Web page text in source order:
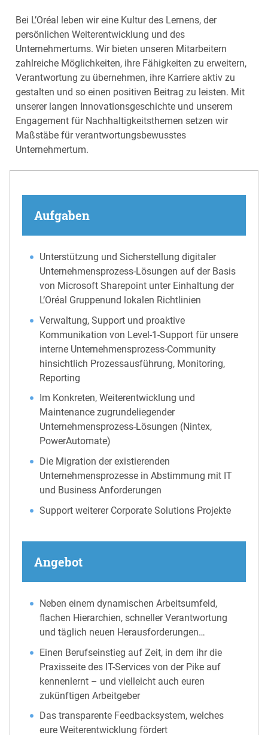
Bei L’Oréal leben wir eine Kultur des Lernens, der
persönlichen Weiterentwicklung und des
Unternehmertums. Wir bieten unseren Mitarbeitern
zahlreiche Möglichkeiten, ihre Fähigkeiten zu erweitern,
Verantwortung zu übernehmen, ihre Karriere aktiv zu
gestalten und so einen positiven Beitrag zu leisten. Mit
unserer langen Innovationsgeschichte und unserem
Engagement für Nachhaltigkeitsthemen setzen wir
Maßstäbe für verantwortungsbewusstes
Unternehmertum.
Aufgaben
Unterstützung und Sicherstellung digitaler
Unternehmensprozess-Lösungen auf der Basis
von Microsoft Sharepoint unter Einhaltung der
L’Oréal Gruppenund lokalen Richtlinien
Verwaltung, Support und proaktive
Kommunikation von Level-1-Support für unsere
interne Unternehmensprozess-Community
hinsichtlich Prozessausführung, Monitoring,
Reporting
Im Konkreten, Weiterentwicklung und
Maintenance zugrundeliegender
Unternehmensprozess-Lösungen (Nintex,
PowerAutomate)
Die Migration der existierenden
Unternehmensprozesse in Abstimmung mit IT
und Business Anforderungen
Support weiterer Corporate Solutions Projekte
Angebot
Neben einem dynamischen Arbeitsumfeld,
flachen Hierarchien, schneller Verantwortung
und täglich neuen Herausforderungen…
Einen Berufseinstieg auf Zeit, in dem ihr die
Praxisseite des IT-Services von der Pike auf
kennenlernt – und vielleicht auch euren
zukünftigen Arbeitgeber
Das transparente Feedbacksystem, welches
eure Weiterentwicklung fördert